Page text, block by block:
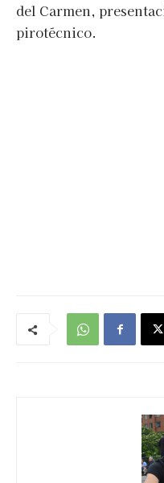
del Carmen,
pirotécnico.